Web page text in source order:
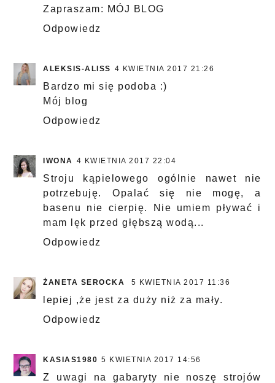
Zapraszam: MÓJ BLOG
Odpowiedz
ALEKSIS-ALISS 4 KWIETNIA 2017 21:26
Bardzo mi się podoba :)
Mój blog
Odpowiedz
IWONA 4 KWIETNIA 2017 22:04
Stroju kąpielowego ogólnie nawet nie
potrzebuję. Opalać się nie mogę, a
basenu nie cierpię. Nie umiem pływać i
mam lęk przed głębszą wodą...
Odpowiedz
ŻANETA SEROCKA 5 KWIETNIA 2017 11:36
lepiej ,że jest za duży niż za mały.
Odpowiedz
KASIAS1980 5 KWIETNIA 2017 14:56
Z uwagi na gabaryty nie noszę strojów